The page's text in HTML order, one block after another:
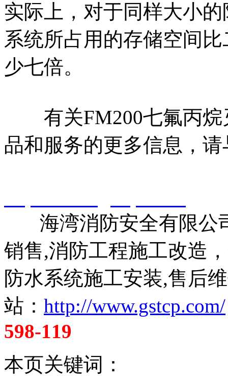
实际上，对于同样大小
系统所占用的存储空间
少七倍。
有关FM200七氟丙烷
品和服务的更多信息，
海湾消防安全有限公
销售,消防工程施工改造
防水系统施工安装,售后
站： http://www.gstcp.com/
598-119
本页关键词：